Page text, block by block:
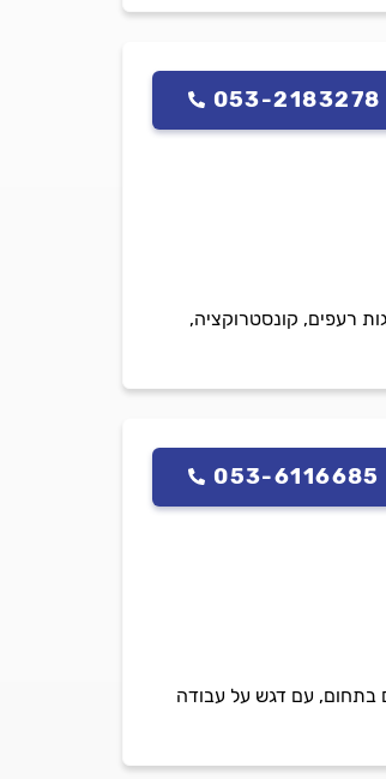
053-2183278
רעפים, קונסטרוקציה,
053-6116685
בתחום, עם דגש על עבודה